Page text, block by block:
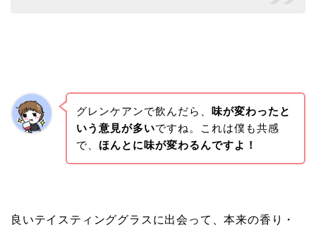
グレンケアンで飲んだら、 味が変わったと
いう意見が多いですね。これは僕も共感
で、 ほんとに味が変わるんですよ！
良いテイスティンググラスに出会って、本来の香り・